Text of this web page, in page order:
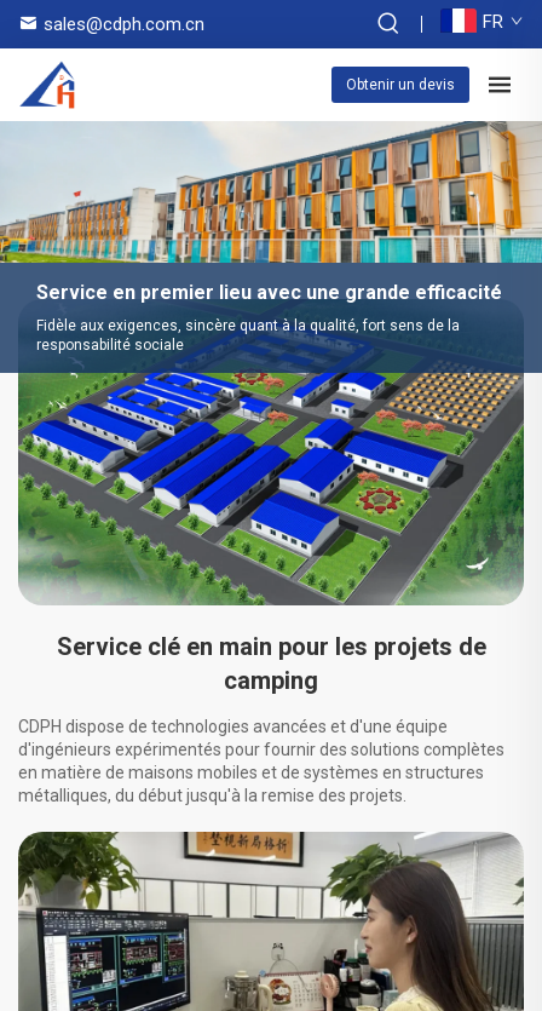
sales@cdph.com.cn FR
Obtenir un devis
Service en premier lieu avec une grande efficacité
Fidèle aux exigences, sincère quant à la qualité, fort sens de la
responsabilité sociale
Service clé en main pour les projets de
camping
CDPH dispose de technologies avancées et d'une équipe
d'ingénieurs expérimentés pour fournir des solutions complètes
en matière de maisons mobiles et de systèmes en structures
métalliques, du début jusqu'à la remise des projets.